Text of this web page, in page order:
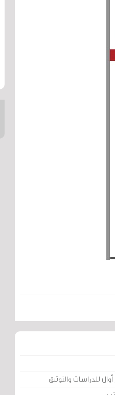
للدراسات والتوثيق